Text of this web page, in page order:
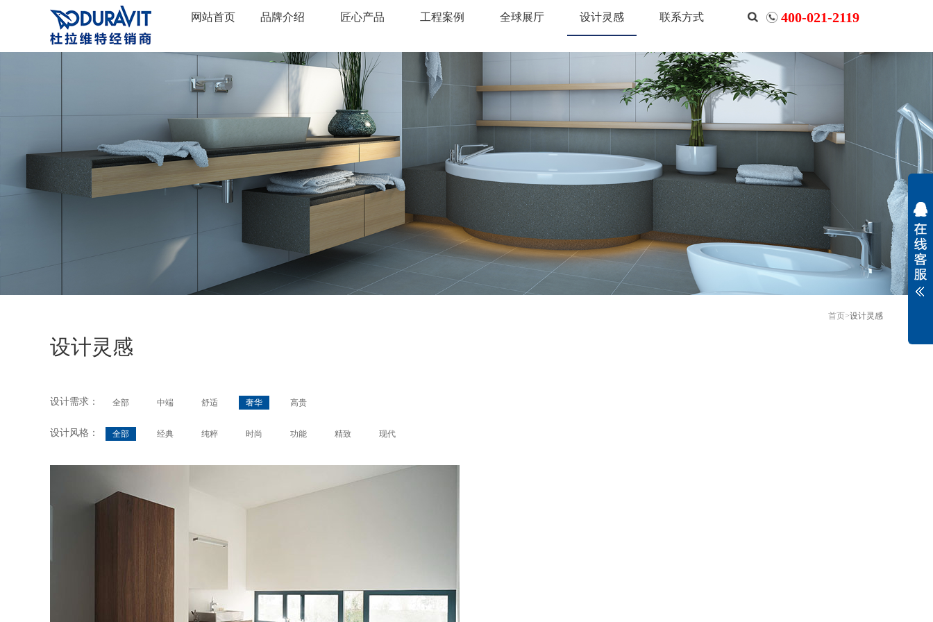
网站首页 品牌介绍 匠心产品 工程案例 全球展厅 设计灵感 联系方式 400-021-2119
首页>设计灵感
设计灵感
设计需求： 全部 中端 舒适 奢华 高贵
设计风格： 全部 经典 纯粹 时尚 功能 精致 现代
Fogo
Design by